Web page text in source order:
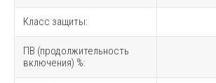
Класс защиты:
ПВ (продолжительность
включения) %: